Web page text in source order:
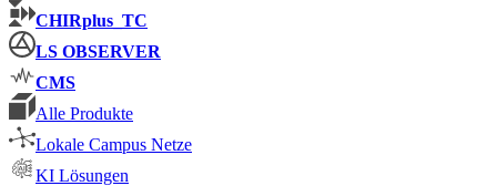
CHIRplus_TC
LS OBSERVER
CMS
Alle Produkte
Lokale Campus Netze
KI Lösungen